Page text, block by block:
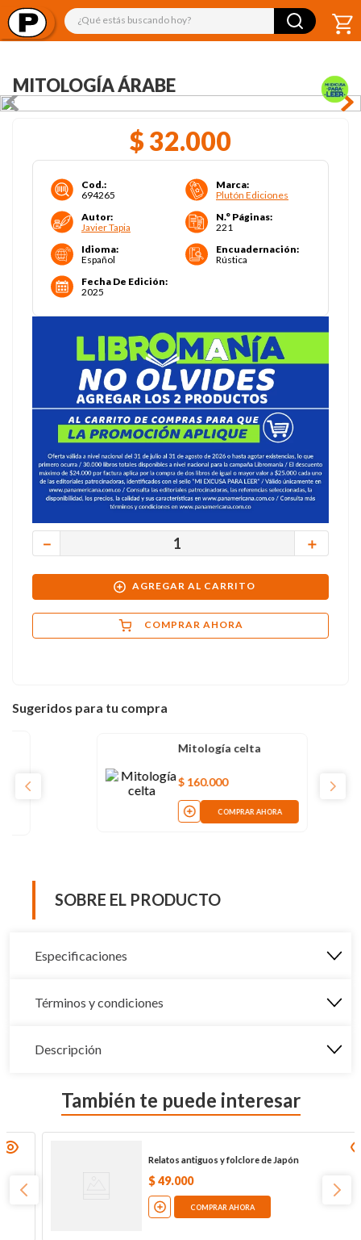
¿Qué estás buscando hoy?
MITOLOGÍA ÁRABE
$ 32.000
Cod.:
694265
Marca:
Plutón Ediciones
Autor:
Javier Tapia
N.° Páginas:
221
Idioma:
Español
Encuadernación:
Rústica
Fecha De Edición:
2025
＋
－
AGREGAR AL CARRITO
COMPRAR AHORA
Sugeridos para tu compra
000
SOBRE EL PRODUCTO
Especificaciones
Términos y condiciones
Descripción
También te puede interesar
Relatos antiguos y folclore de Japón
COMPRAR AHORA